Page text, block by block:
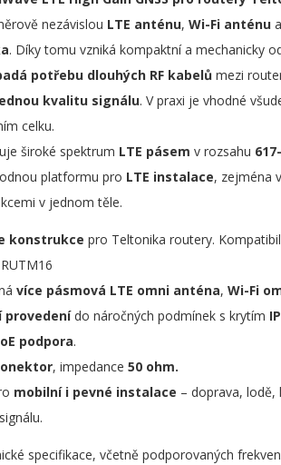
nezávislou LTE anténu, Wi-Fi anténu a
. Díky tomu vzniká kompaktní a mechanicky
potřebu dlouhých RF kabelů mezi
kvalitu signálu. V praxi je vhodné
celku.
široké spektrum LTE pásem v rozsahu
platformu pro LTE instalace, zejména
v jednom těle.
konstrukce pro Teltonika routery.
více pásmová LTE omni anténa, Wi-Fi
provedenído náročných podmínek s krytím
podpora.
, impedance 50 ohm.
mobilní i pevné instalace – doprava, lodě,
specifikace, včetně podporovaných